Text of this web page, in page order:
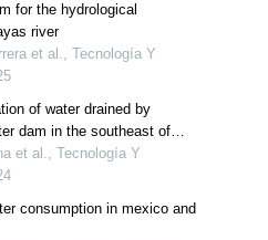
for the hydrological
river
et al., Tecnología Y
of water drained by
dam in the southeast of
et al., Tecnología Y
consumption in mexico and